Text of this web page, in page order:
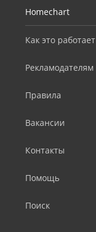
Homechart
Как это работает
Рекламодателям
Правила
Вакансии
Контакты
Помощь
Поиск